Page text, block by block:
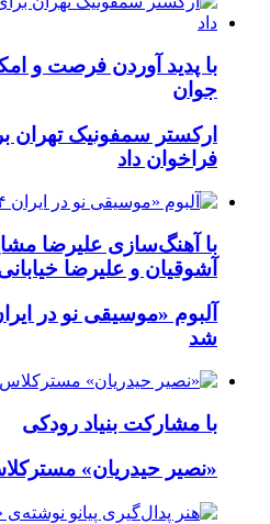
با پدید آوردن فرصت و
جوان
ارکستر سمفونیک تهران
فراخوان داد
با آهنگ‌سازی علیرضا
آشوقیان و علیرضا
شد
با مشارکت بنیاد رودکی
«نصیر حیدریان»